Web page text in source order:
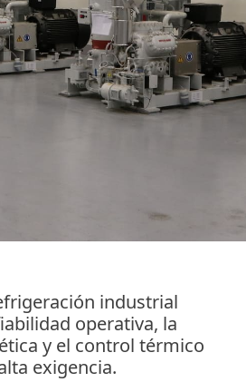
industrial
operativa, la
y el control térmico
exigencia.